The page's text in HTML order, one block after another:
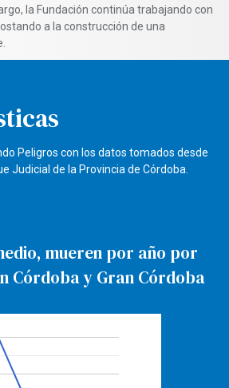
la Fundación continúa trabajando con
a la construcción de una
Peligros con los datos tomados desde
Judicial de la Provincia de Córdoba.
mueren por año por
Córdoba y Gran Córdoba